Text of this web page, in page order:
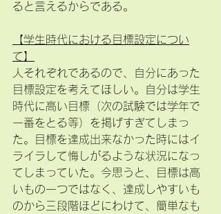
ると言えるからである。
【学生時代における目標設定につい
て】
人それぞれであるので、自分にあった
目標設定を考えてほしい。自分は学生
時代に高い目標（次の試験では学年で
一番をとる等）を掲げすぎてしまっ
た。目標を達成出来なかった時にはイ
ライラして悔しがるような状況になっ
てしまっていた。今思うと、目標は高
いもの一つではなく、達成しやすいも
のから三段階ほどにわけて、簡単なも